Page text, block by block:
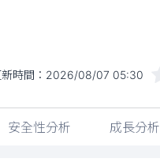
時間： 2026/08/07 05:30
安全性分析 成長分析